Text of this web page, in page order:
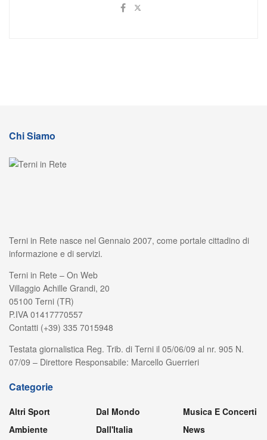
Chi Siamo
Terni in Rete nasce nel Gennaio 2007, come portale cittadino di
informazione e di servizi.
Terni in Rete – On Web
Villaggio Achille Grandi, 20
05100 Terni (TR)
P.IVA 01417770557
Contatti (+39) 335 7015948
Testata giornalistica Reg. Trib. di Terni il 05/06/09 al nr. 905 N.
07/09 – Direttore Responsabile: Marcello Guerrieri
Categorie
Altri Sport
Ambiente
Dal Mondo
Dall'Italia
Musica E Concerti
News